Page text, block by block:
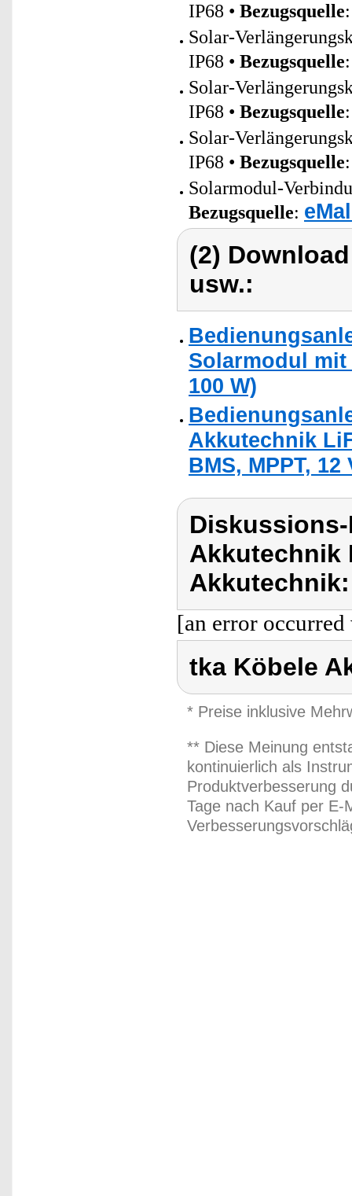
IP68 • Bezugsquelle
Solar-
IP68 • Bezugsquelle
Solar-
IP68 • Bezugsquelle
Solar-
IP68 • Bezugsquelle
Solarmodul-
Bezugsquelle:
(2)
usw.:
Solarmodul
100 W)
Akkutechnik
BMS, MPPT, 12
Akkutechnik
Akkutechnik:
[an error
tka Köbele
* Preise inklusive
** Diese Meinung
kontinuierlich als
Produktverbesserung
Tage nach Kauf per E-